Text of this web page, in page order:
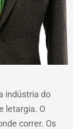
indústria do
letargia. O
correr. Os